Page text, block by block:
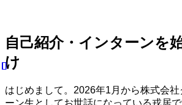
自己紹介・インターンを
け
はじめまして。2026年1月から株式会
ーン生としてお世話になっている戎居で